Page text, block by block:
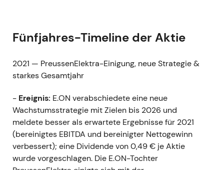
Fünfjahres-Timeline der Aktie
2021 — PreussenElektra-Einigung, neue Strategie &
starkes Gesamtjahr
- Ereignis: E.ON verabschiedete eine neue
Wachstumsstrategie mit Zielen bis 2026 und
meldete besser als erwartete Ergebnisse für 2021
(bereinigtes EBITDA und bereinigter Nettogewinn
verbessert); eine Dividende von 0,49 € je Aktie
wurde vorgeschlagen. Die E.ON-Tochter